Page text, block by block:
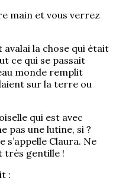
main et vous verrez
avalai la chose qui était
ce qui se passait
monde remplit
sur la terre ou
qui est avec
pas une lutine, si ?
s’appelle Claura. Ne
très gentille !
: